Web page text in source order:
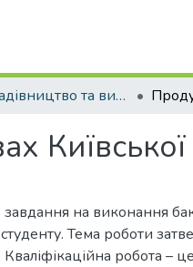
ОПП "Садівництво та виноградарство"
Київської
на виконання
студенту. Тема роботи
робота –